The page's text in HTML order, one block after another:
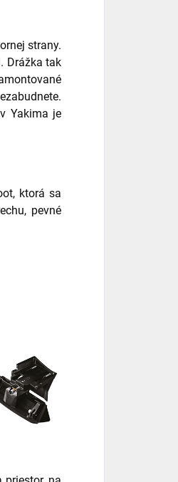
strany.
Drážka tak
Yakima je
ktorá sa
pevné